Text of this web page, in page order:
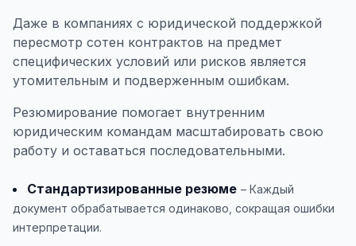
Даже в компаниях с юридической поддержкой
пересмотр сотен контрактов на предмет
специфических условий или рисков является
утомительным и подверженным ошибкам.
Резюмирование помогает внутренним
юридическим командам масштабировать свою
работу и оставаться последовательными.
Стандартизированные резюме – Каждый
документ обрабатывается одинаково, сокращая ошибки
интерпретации.